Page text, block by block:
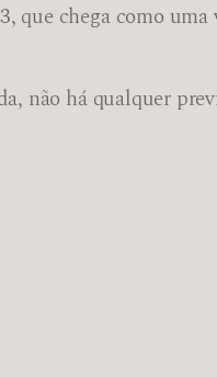
que chega como
não há qualquer